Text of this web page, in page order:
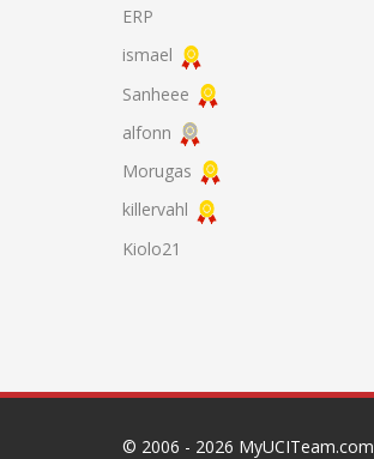
ERP
ismael
Sanheee
alfonn
Morugas
killervahl
Kiolo21
© 2006 - 2026 MyUCITeam.com